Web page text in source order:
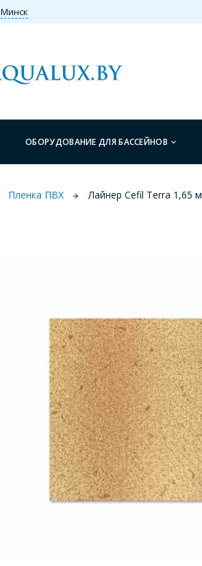
Минск
ОБОРУДОВАНИЕ ДЛЯ БАССЕЙНОВ
Пленка ПВХ Лайнер Cefil Terra 1,65 м